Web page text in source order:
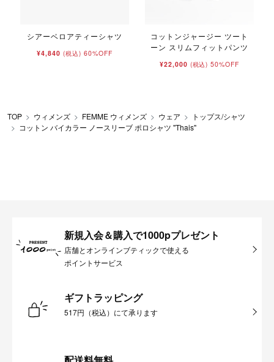
シアーベロアティーシャツ
¥4,840 (税込) 60%OFF
コットンジャージー ツート
ーン スリムフィットパンツ
¥22,000 (税込) 50%OFF
TOP ウィメンズ FEMME ウィメンズ ウェア
トップス/シャツ
コットン バイカラー ノースリーブ ポロシャツ "Thais"
新規入会＆購入で1000pプレゼント
店舗とオンラインブティックで使える
ポイントサービス
ギフトラッピング
517円（税込）にて承ります